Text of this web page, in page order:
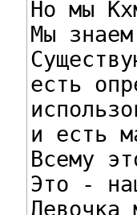
Но мы
Мы
есть
и есть
Всему
Это -
Девочка